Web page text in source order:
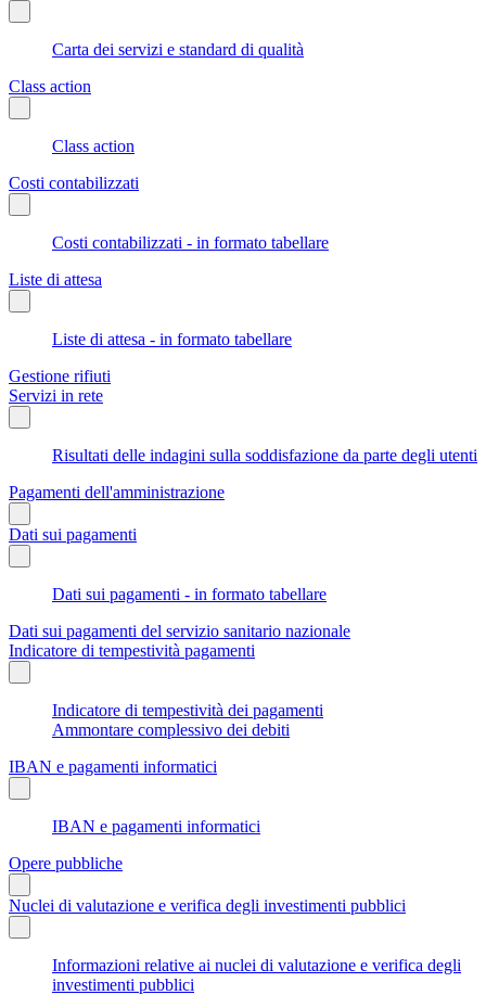
Carta dei servizi e standard di qualità
Class action
Class action
Costi contabilizzati
Costi contabilizzati - in formato tabellare
Liste di attesa
Liste di attesa - in formato tabellare
Gestione rifiuti
Servizi in rete
Risultati delle indagini sulla soddisfazione da parte degli utenti
Pagamenti dell'amministrazione
Dati sui pagamenti
Dati sui pagamenti - in formato tabellare
Dati sui pagamenti del servizio sanitario nazionale
Indicatore di tempestività pagamenti
Indicatore di tempestività dei pagamenti
Ammontare complessivo dei debiti
IBAN e pagamenti informatici
IBAN e pagamenti informatici
Opere pubbliche
Nuclei di valutazione e verifica degli investimenti pubblici
Informazioni relative ai nuclei di valutazione e verifica degli
investimenti pubblici